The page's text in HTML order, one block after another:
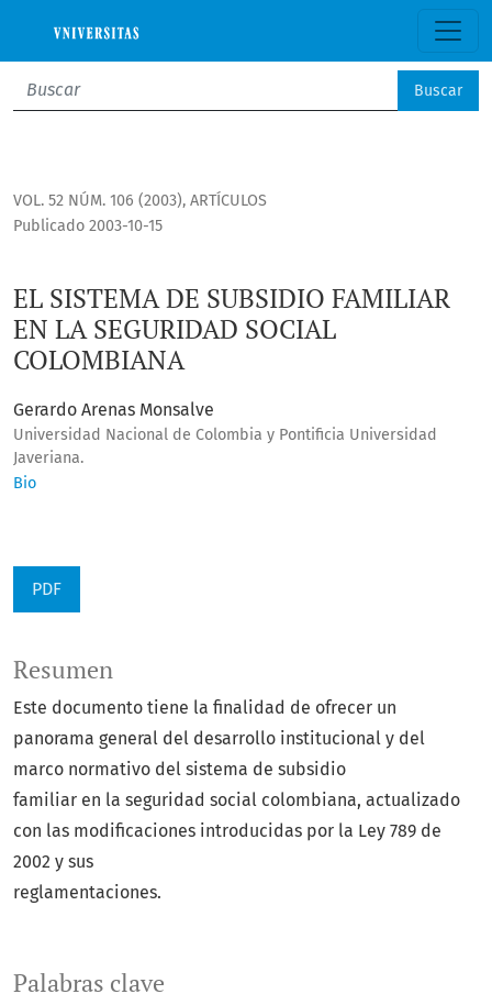
Buscar
VOL. 52 NÚM. 106 (2003), ARTÍCULOS
EL SISTEMA DE SUBSIDIO FAMILIAR
EN LA SEGURIDAD SOCIAL
COLOMBIANA
Publicado 2003-10-15
Gerardo Arenas Monsalve
Universidad Nacional de Colombia y Pontificia Universidad
Javeriana.
Bio
PDF
Palabras clave
Resumen
Este documento tiene la finalidad de ofrecer un
panorama general del desarrollo institucional y del
marco normativo del sistema de subsidio
familiar en la seguridad social colombiana, actualizado
con las modificaciones introducidas por la Ley 789 de
2002 y sus
reglamentaciones.